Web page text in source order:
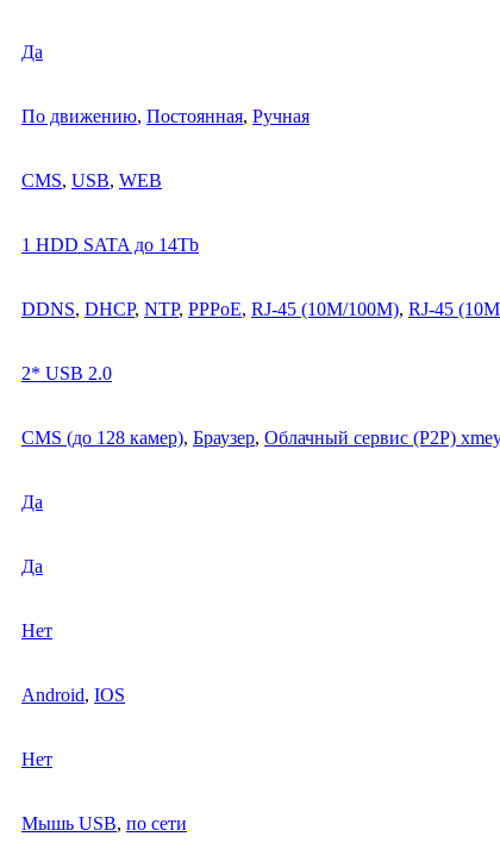
Да
По движению, Постоянная, Ручная
CMS, USB, WEB
1 HDD SATA до 14Tb
DDNS, DHCP, NTP, PPPoE, RJ-45 (10M/100M), RJ-45
2* USB 2.0
CMS (до 128 камер), Браузер, Облачный сервис (P2P)
Да
Да
Нет
Android, IOS
Нет
Мышь USB, по сети